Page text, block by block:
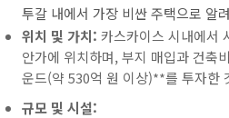
투갈 내에서 가장 비싼 주택으로 알
위치 및 가치: 카스카이스 시내에서
안가에 위치하며, 부지 매입과 건축
운드(약 530억 원 이상)**를 투자한
규모 및 시설: